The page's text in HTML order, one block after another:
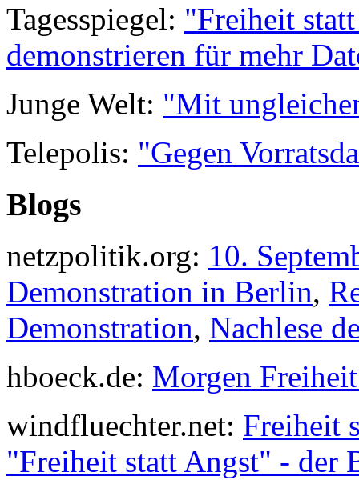
Tagesspiegel: "Freiheit
demonstrieren für mehr
Junge Welt: "Mit
Telepolis: "Gegen
Blogs
netzpolitik.org: 10.
Demonstration in Berlin,
Demonstration, Nachlese
hboeck.de: Morgen
windfluechter.net: Freiheit
"Freiheit statt Angst" - der